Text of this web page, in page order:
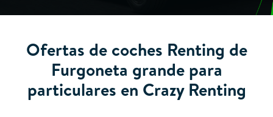
Ofertas de coches Renting de
Furgoneta grande para
particulares en Crazy Renting